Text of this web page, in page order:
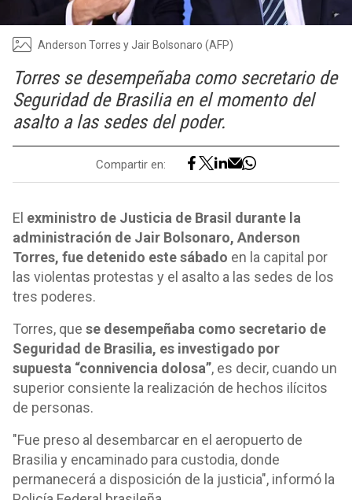
Anderson Torres y Jair Bolsonaro (AFP)
Torres se desempeñaba como secretario de
Seguridad de Brasilia en el momento del
asalto a las sedes del poder.
Compartir en:
El exministro de Justicia de Brasil durante la
administración de Jair Bolsonaro, Anderson
Torres, fue detenido este sábado en la capital por
las violentas protestas y el asalto a las sedes de los
tres poderes.
Torres, que se desempeñaba como secretario de
Seguridad de Brasilia, es investigado por
supuesta “connivencia dolosa”, es decir, cuando un
superior consiente la realización de hechos ilícitos
de personas.
"Fue preso al desembarcar en el aeropuerto de
Brasilia y encaminado para custodia, donde
permanecerá a disposición de la justicia", informó la